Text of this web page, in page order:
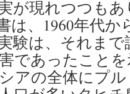
が現れつつも
は、1960年代か
験は、それま
であったこと
アの全体にプ